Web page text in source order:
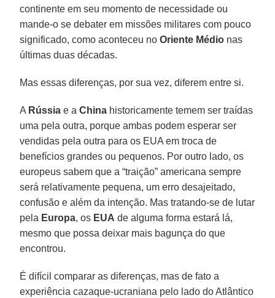
continente em seu momento de necessidade ou
mande-o se debater em missões militares com pouco
significado, como aconteceu noOriente Médio nas
últimas duas décadas.
Mas essas diferenças, por sua vez, diferem entre si.
A Rússia e aChina historicamente temem ser traídas
uma pela outra, porque ambas podem esperar ser
vendidas pela outra para os EUA em troca de
benefícios grandes ou pequenos. Por outro lado, os
europeus sabem que a “traição” americana sempre
será relativamente pequena, um erro desajeitado,
confusão e além da intenção. Mas tratando-se de lutar
pela Europa, os EUA de alguma forma estará lá,
mesmo que possa deixar mais bagunça do que
encontrou.
É difícil comparar as diferenças, mas de fato a
experiência cazaque-ucraniana pelo lado do Atlântico